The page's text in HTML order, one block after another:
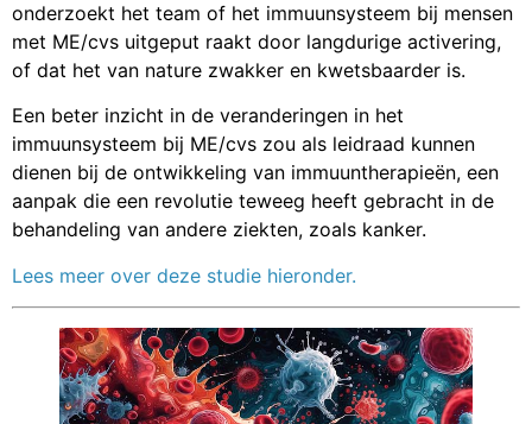
onderzoekt het team of het immuunsysteem bij mensen
met ME/cvs uitgeput raakt door langdurige activering,
of dat het van nature zwakker en kwetsbaarder is.
Een beter inzicht in de veranderingen in het
immuunsysteem bij ME/cvs zou als leidraad kunnen
dienen bij de ontwikkeling van immuuntherapieën, een
aanpak die een revolutie teweeg heeft gebracht in de
behandeling van andere ziekten, zoals kanker.
Lees meer over deze studie hieronder.